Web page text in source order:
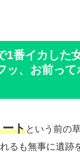
1番イカした
、お前って
ートという前の
るも無事に遺跡